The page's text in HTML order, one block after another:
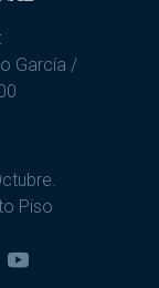
García /
Piso